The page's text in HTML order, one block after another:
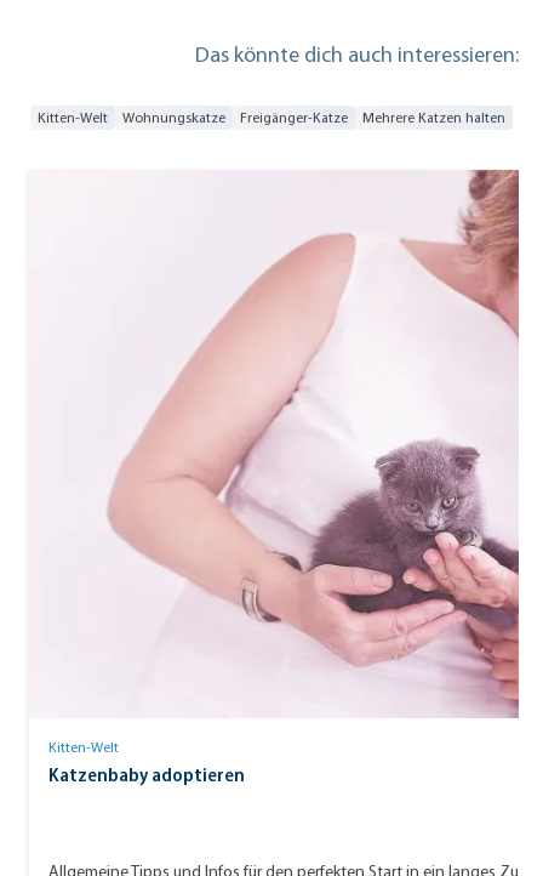
Das könnte dich auch interessieren:
Kitten-Welt Wohnungskatze Freigänger-Katze Mehrere Katzen halten
Kitten-Welt
Katzenbaby adoptieren
Allgemeine Tipps und Infos für den perfekten Start in ein langes